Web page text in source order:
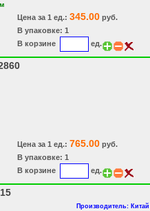
Цена за 1 ед.: 345.00руб.
В упаковке: 1
В корзине
ед.
Цена за 1 ед.: 765.00руб.
В упаковке: 1
В корзине
ед.
Производитель: Китай